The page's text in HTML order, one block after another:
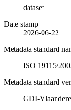
dataset
Date stamp
2026-06-22
Metadata standard
ISO 19115/
Metadata standard
GDI-